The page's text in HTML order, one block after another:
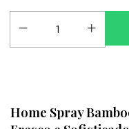
Home Spray